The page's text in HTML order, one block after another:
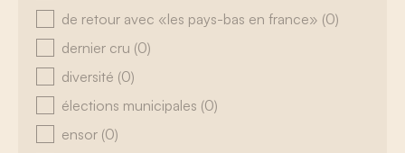
de retour avec «les pays-bas en france» (0)
dernier cru (0)
diversité (0)
élections municipales (0)
ensor (0)